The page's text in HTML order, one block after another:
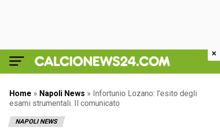
Home » Napoli News » Infortunio Lozano: l’esito degli
esami strumentali. Il comunicato
NAPOLI NEWS
×